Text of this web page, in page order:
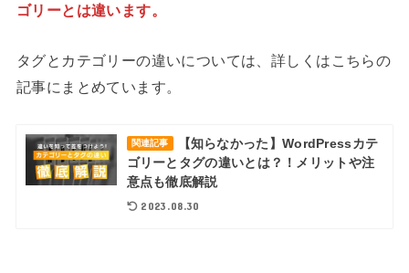
ゴリーとは違います。
タグとカテゴリーの違いについては、詳しくはこちらの
記事にまとめています。
関連記事
【知らなかった】WordPressカテ
ゴリーとタグの違いとは？！メリットや注
意点も徹底解説
2023.08.30